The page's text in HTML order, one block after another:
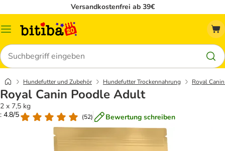
Versandkostenfrei ab 39€
Menü
Suchen
Hundefutter und Zubehör Hundefutter Trockennahrung Royal
Royal Canin Poodle Adult
2 x 7,5 kg
: 4.8/5
(52) Bewertung schreiben